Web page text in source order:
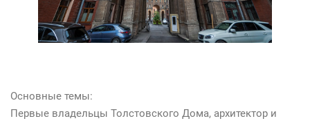
Основные темы:
Первые владельцы Толстовского Дома, архитектор и